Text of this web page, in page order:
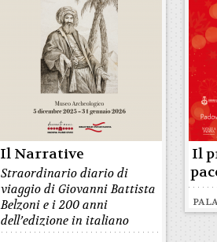
Il Narrative
Straordinario diario di
viaggio di Giovanni Battista
Belzoni e i 200 anni
dell’edizione in italiano
Il